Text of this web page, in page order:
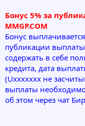
Бонус 5% за
MMGP.COM
Бонус
публикации
содержать в себе
кредита, дата
(Uxxxxxxx не
выплаты
об этом через чат